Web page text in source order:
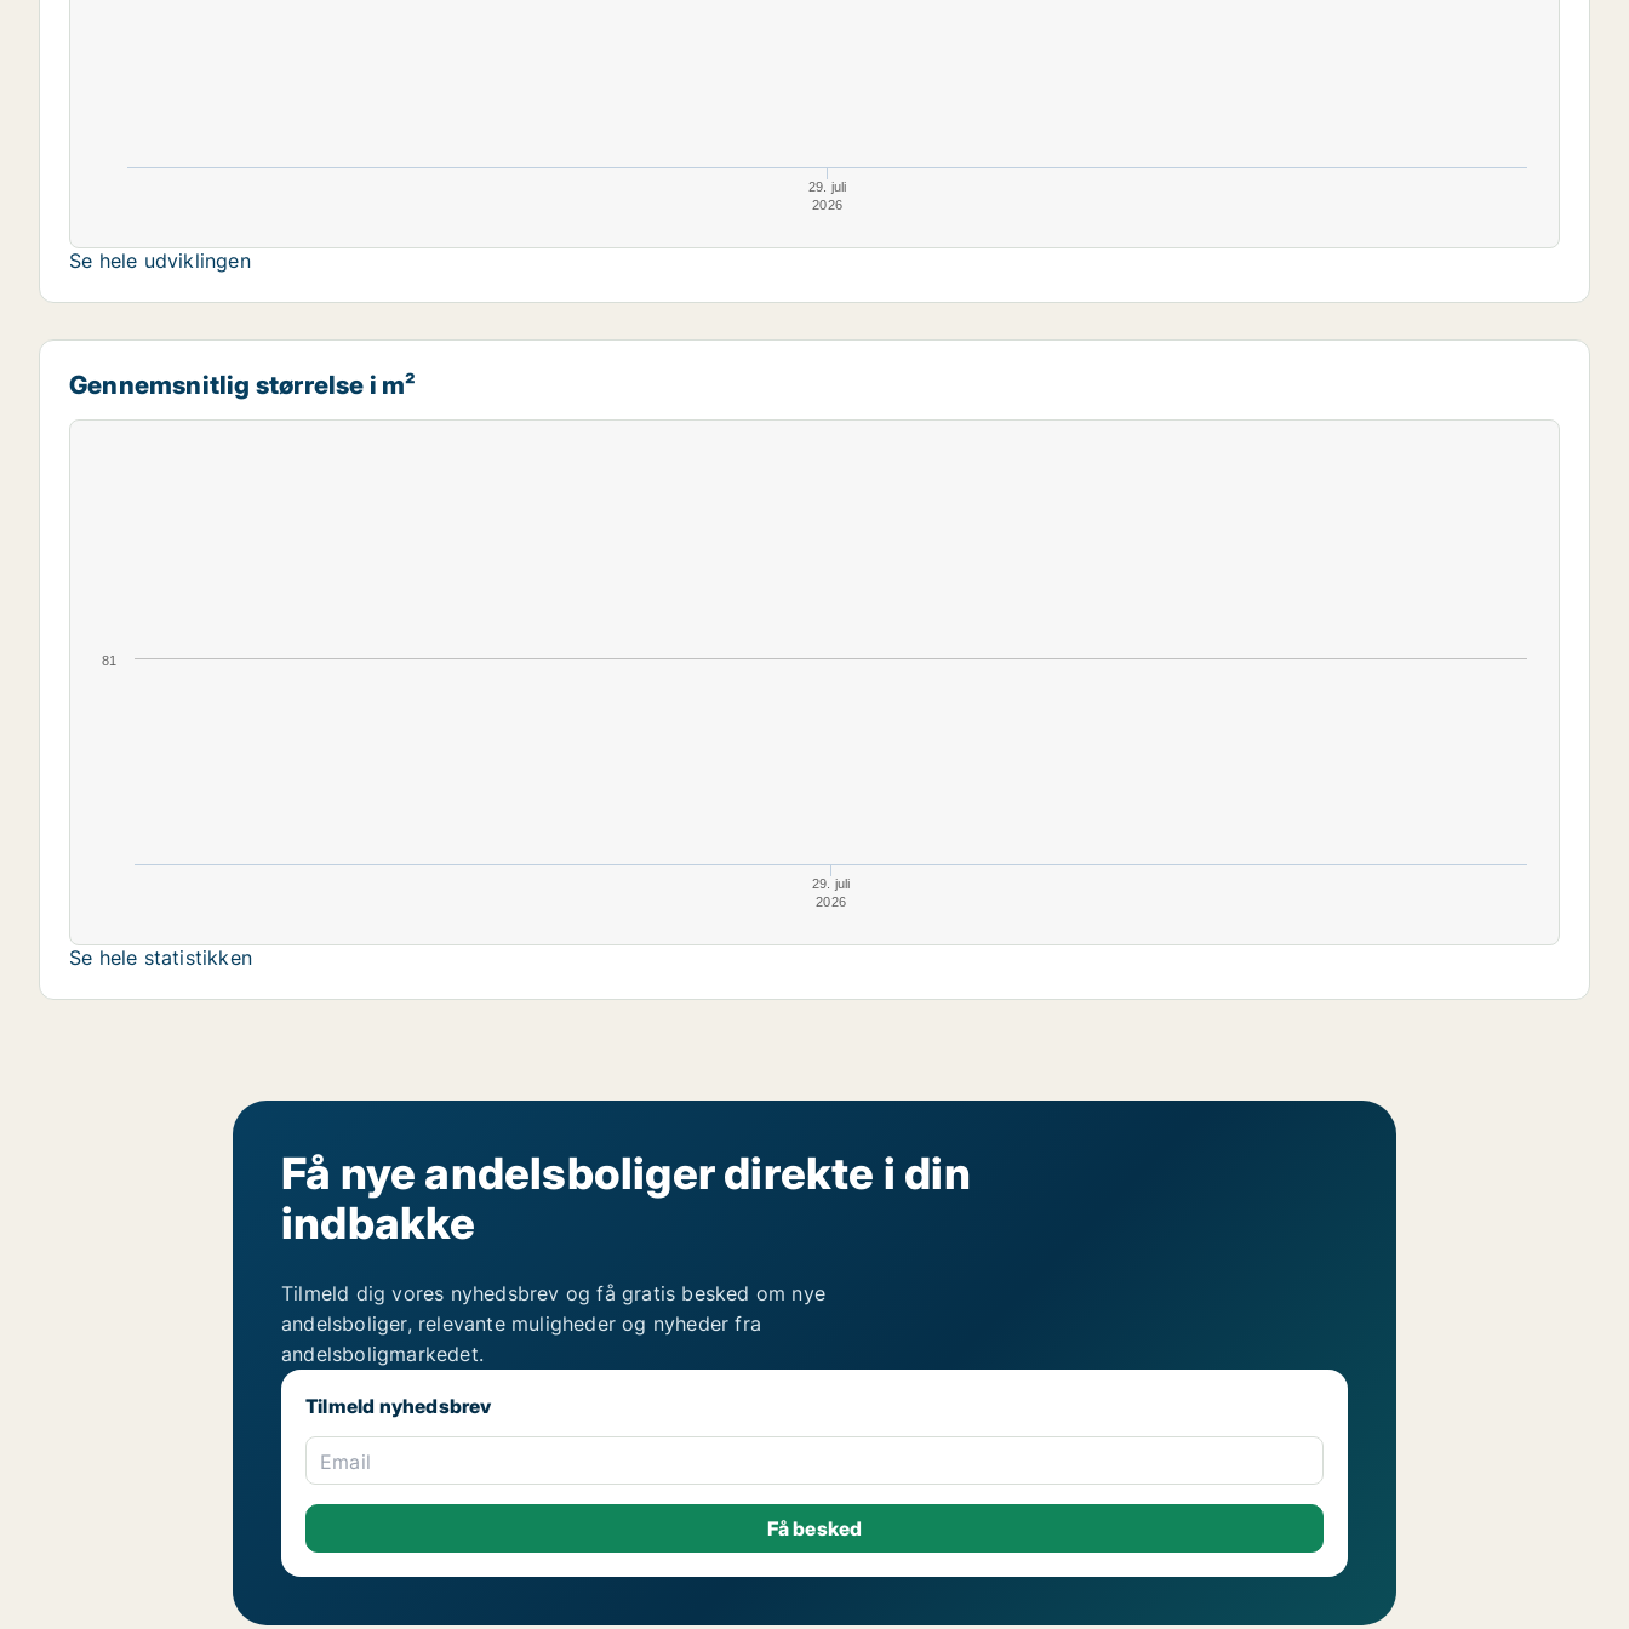
29. juli
2026
Se hele udviklingen
Gennemsnitlig størrelse i m²
29. juli
2026
81
Se hele statistikken
Få nye andelsboliger direkte i din
indbakke
Tilmeld dig vores nyhedsbrev og få gratis besked om nye
andelsboliger, relevante muligheder og nyheder fra
andelsboligmarkedet.
Tilmeld nyhedsbrev
Email